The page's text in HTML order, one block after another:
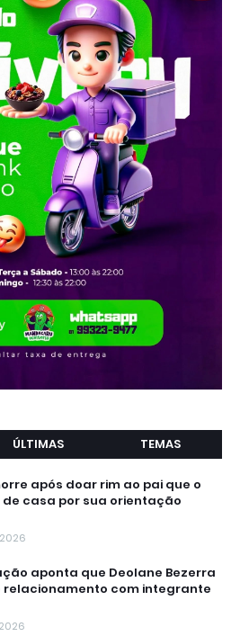
ÚLTIMAS TEMAS
após doar rim ao pai que o
de casa por sua orientação
aponta que Deolane Bezerra
relacionamento com integrante